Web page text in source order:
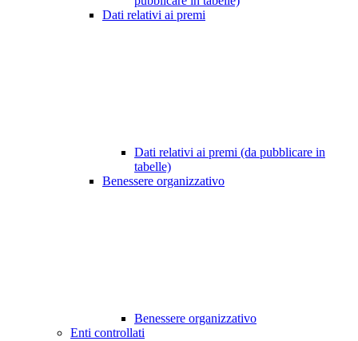
Dati relativi ai premi
Dati relativi ai premi (da pubblicare in
tabelle)
Benessere organizzativo
Benessere organizzativo
Enti controllati